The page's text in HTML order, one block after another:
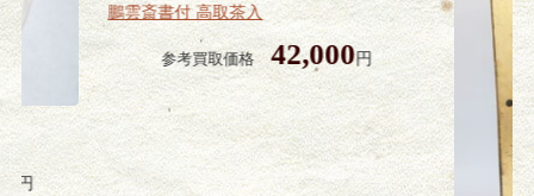
円
鵬雲斎書付 高取茶入
参考買取価格 42,000円